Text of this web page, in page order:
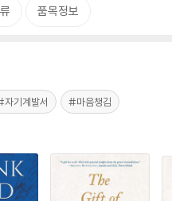
품목정보
기계발서 #마음챙김